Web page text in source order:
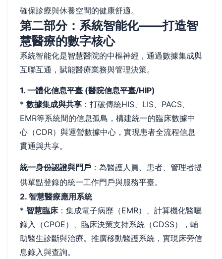
確保診療與休養空間的健康舒適。
第二部分：系統智能化——打造智
慧醫療的數字核心
系統智能化是智慧醫院的中樞神經，通過數據集成與
互聯互通，賦能醫療業務與管理決策。
1. 一體化信息平臺 (醫院信息平臺/HIP)
* 數據集成與共享 ：打破傳統HIS、LIS、PACS、
EMR等系統間的信息孤島，構建統一的臨床數據中
心（CDR）與運營數據中心，實現患者全流程信息
貫通與共享。
統一身份認證與門戶 ：為醫護人員、患者、管理者提
供單點登錄的統一工作門戶與服務平臺。
2. 智慧醫療應用系統
* 智慧臨床：集成電子病歷（EMR）、計算機化醫囑
錄入（CPOE）、臨床決策支持系統（CDSS），輔
助醫生診斷與治療。推廣移動醫護系統，實現床旁信
息錄入與查詢。